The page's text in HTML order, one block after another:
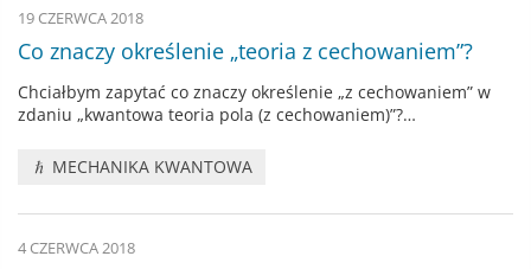
19 CZERWCA 2018
Co znaczy określenie „teoria z cechowaniem”?
Chciałbym zapytać co znaczy określenie „z cechowaniem” w
zdaniu „kwantowa teoria pola (z cechowaniem)”?…
MECHANIKA KWANTOWA
4 CZERWCA 2018